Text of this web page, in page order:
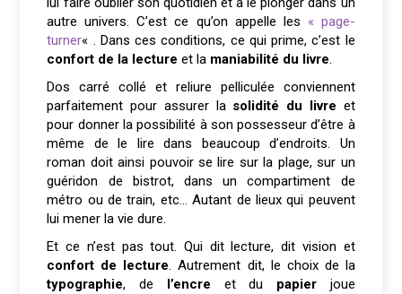
autre univers. C’est ce qu’on appelle les « page-
turner« . Dans ces conditions, ce qui prime, c’est le
confort de la lecture et la maniabilité du livre.
Dos carré collé et reliure pelliculée conviennent
parfaitement pour assurer lasolidité du livre et
pour donner la possibilité à son possesseur d’être à
même de le lire dans beaucoup d’endroits. Un
roman doit ainsi pouvoir se lire sur la plage, sur un
guéridon de bistrot, dans un compartiment de
métro ou de train, etc… Autant de lieux qui peuvent
lui mener la vie dure.
Et ce n’est pas tout. Qui dit lecture, dit vision et
confort de lecture. Autrement dit, le choix de la
typographie, de l’encre et du papierjoue